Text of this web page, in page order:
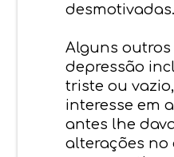
desmotivadas.
Alguns
depressão
triste ou
interesse em
antes lhe
alterações no